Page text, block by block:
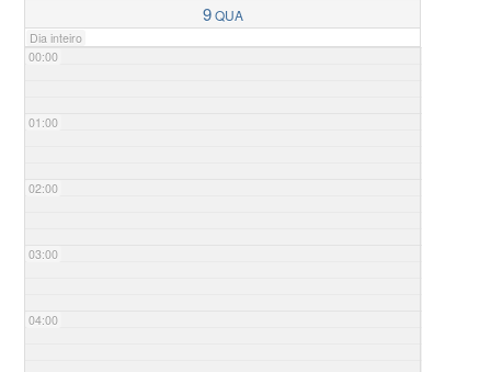
9QUA
Dia inteiro
00:00
01:00
02:00
03:00
04:00